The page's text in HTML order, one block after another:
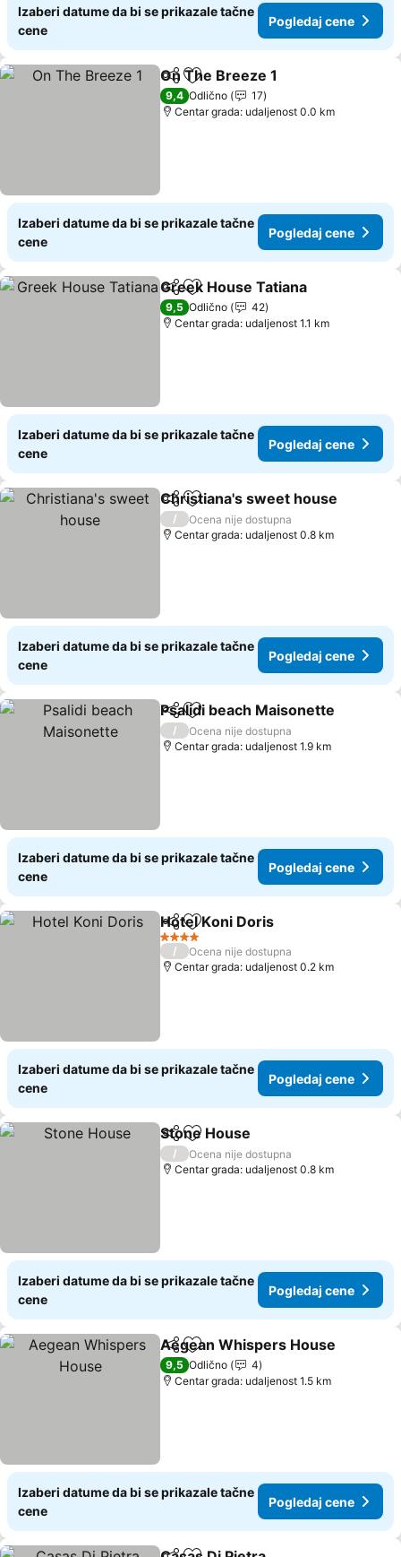
Izaberi datume da bi se prikazale tačne
cene
Pogledaj cene
Deli Dodati u favorite
On The Breeze 1
9,4 Odlično
17
Centar grada: udaljenost 0.0 km
Izaberi datume da bi se prikazale tačne
cene
Pogledaj cene
Deli Dodati u favorite
Greek House Tatiana
9,5 Odlično
42
Centar grada: udaljenost 1.1 km
Izaberi datume da bi se prikazale tačne
cene
Pogledaj cene
Deli Dodati u favorite
Christiana's sweet house
/
Ocena nije dostupna
Centar grada: udaljenost 0.8 km
Izaberi datume da bi se prikazale tačne
cene
Pogledaj cene
Deli Dodati u favorite
Psalidi beach Maisonette
/
Ocena nije dostupna
Centar grada: udaljenost 1.9 km
Izaberi datume da bi se prikazale tačne
cene
Pogledaj cene
Deli Dodati u favorite
Hotel Κoni Doris
4 Zvezdice
/
Ocena nije dostupna
Centar grada: udaljenost 0.2 km
Izaberi datume da bi se prikazale tačne
cene
Pogledaj cene
Deli Dodati u favorite
Stone House
/
Ocena nije dostupna
Centar grada: udaljenost 0.8 km
Izaberi datume da bi se prikazale tačne
cene
Pogledaj cene
Deli Dodati u favorite
Aegean Whispers House
9,5 Odlično
4
Centar grada: udaljenost 1.5 km
Izaberi datume da bi se prikazale tačne
cene
Pogledaj cene